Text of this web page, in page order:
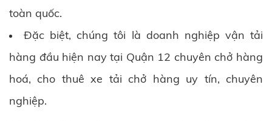
toàn quốc.
Đặc biệt, chúng tôi là doanh nghiệp vận tải
hàng đầu hiện nay tại Quận 12 chuyên chở hàng
hoá, cho thuê xe tải chở hàng uy tín, chuyên
nghiệp.